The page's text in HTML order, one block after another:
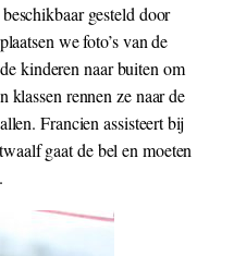
gesteld door
we foto’s van de
kinderen naar buiten om
rennen ze naar de
Francien assisteert bij
gaat de bel en moeten